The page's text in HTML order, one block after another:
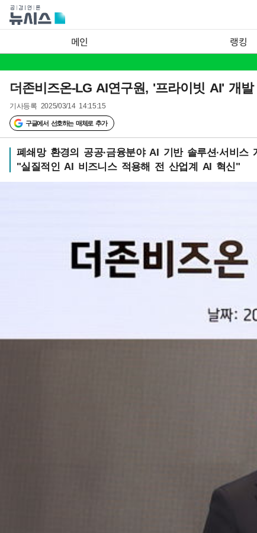
메인 랭킹
더존비즈온-LG AI연구원, '프라이빗 AI' 개
기사등록 2025/03/14 14:15:15
구글에서 선호하는 매체로 추가
폐쇄망 환경의 공공·금융분야 AI 기반 솔루션·서비스
"실질적인 AI 비즈니스 적용해 전 산업계 AI 혁신"